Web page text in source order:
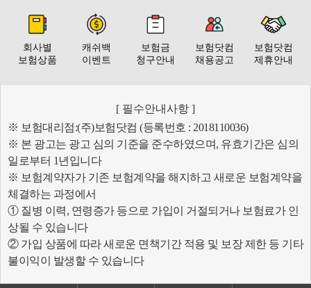
회사별
보험상품
캐쉬백
이벤트
보험금
청구안내
보험닷컴
채용공고
보험닷컴
제휴안내
[ 필수안내사항 ]
※ 보험대리점:(주)보험닷컴 (등록번호 : 2018110036)
※ 본 광고는 광고 심의 기준을 준수하였으며, 유효기간은 심의
일로부터 1년입니다
※ 보험계약자가 기존 보험계약을 해지하고 새로운 보험계약을
체결하는 과정에서
① 질병 이력, 연령증가 등으로 가입이 거절되거나 보험료가 인
상될 수 있습니다
② 가입 상품에 따라 새로운 면책기간 적용 및 보장 제한 등 기타
불이익이 발생할 수 있습니다